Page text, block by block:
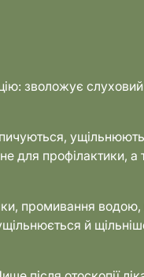
слуховий
профілактики, а
промивання
й